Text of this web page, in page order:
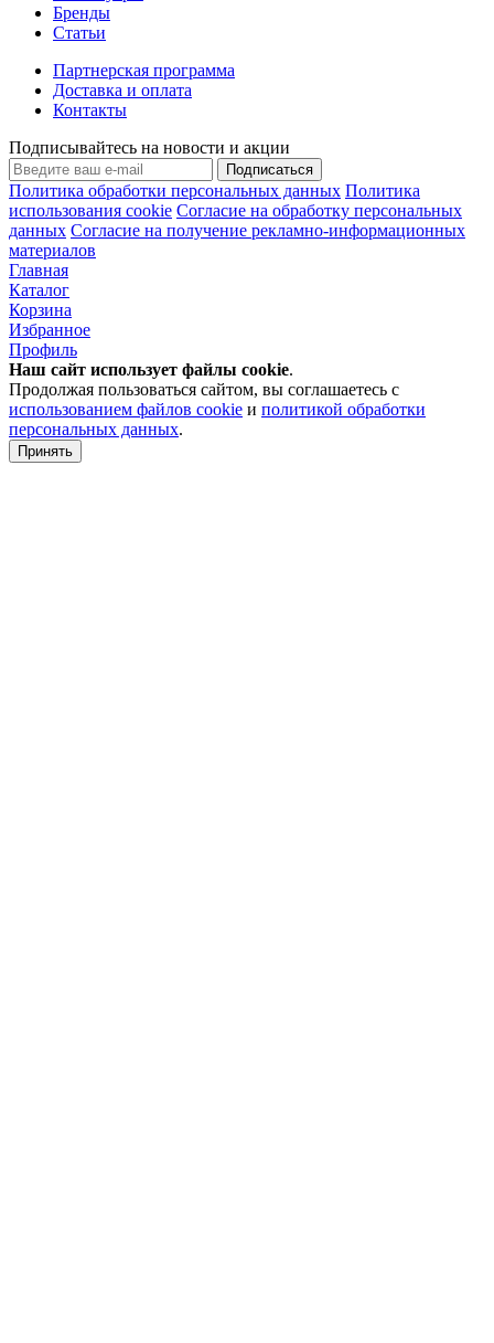
Бренды
Статьи
Партнерская программа
Доставка и оплата
Контакты
Подписывайтесь на новости и акции
Подписаться
Политика обработки персональных данных Политика
использования cookie Согласие на обработку персональных
данных Согласие на получение рекламно-информационных
материалов
Главная
Каталог
Корзина
Избранное
Профиль
Наш сайт использует файлы cookie.
Продолжая пользоваться сайтом, вы соглашаетесь с
использованием файлов cookie и политикой обработки
персональных данных.
Принять